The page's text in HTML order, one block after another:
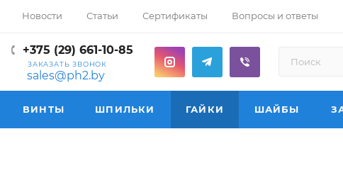
Новости Статьи Сертификаты Вопросы и ответы
+375 (29) 661-10-85
ЗАКАЗАТЬ ЗВОНОК
sales@ph2.by
ВИНТЫ ШПИЛЬКИ ГАЙКИ ШАЙБЫ